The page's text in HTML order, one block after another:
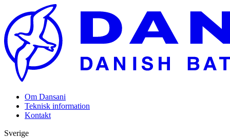
Om Dansani
Teknisk information
Kontakt
Sverige